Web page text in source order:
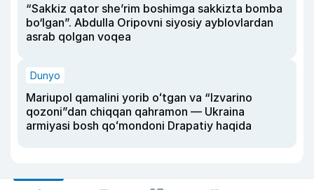
“Sakkiz qator she’rim boshimga sakkizta bomba
bo‘lgan”. Abdulla Oripovni siyosiy ayblovlardan
asrab qolgan voqea
Dunyo
Mariupol qamalini yorib oʻtgan va “Izvarino
qozoni”dan chiqqan qahramon — Ukraina
armiyasi bosh qoʻmondoni Drapatiy haqida